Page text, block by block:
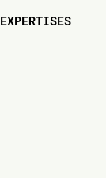
EXPERTISES